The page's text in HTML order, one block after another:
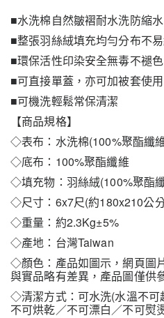
■水洗棉自然皺褶耐水洗防縮水
■整張羽絲絨填充均勻分布不
■環保活性印染安全無毒不褪色
■可直接單蓋，亦可加被套使用
■可機洗輕鬆常保清潔
【商品規格】
◇表布：水洗棉(100%聚酯纖
◇底布：100%聚酯纖維
◇填充物：羽絲絨(100%聚酯
◇尺寸：6x7尺(約180x210公
◇重量：約2.3Kg±5%
◇產地：台灣Taiwan
◇顏色：產品如圖示，網頁圖
與實品略有差異，產品圖僅供
◇清潔方式：可水洗(水溫不可
不可烘乾／不可漂白／不可熨